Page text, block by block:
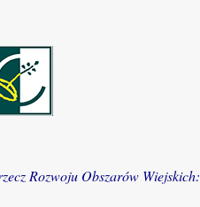
Rozwoju Obszarów Wiejskich: